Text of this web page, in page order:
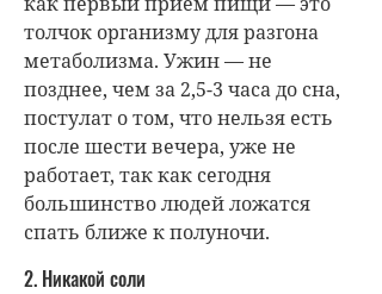
толчок организму для разгона
метаболизма. Ужин — не
позднее, чем за 2,5-3 часа до сна,
постулат о том, что нельзя есть
после шести вечера, уже не
работает, так как сегодня
большинство людей ложатся
спать ближе к полуночи.
2. Никакой соли